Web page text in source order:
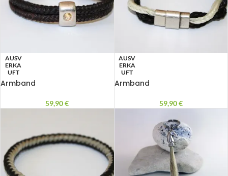
AUSV
ERKA
UFT
Armband
59,90€
AUSV
ERKA
UFT
Armband
59,90€